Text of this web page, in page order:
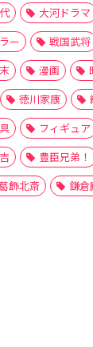
大河ドラマ
ー 戦国武将
漫画
徳川家康
フィギュア
豊臣兄弟！
飾北斎 鎌倉